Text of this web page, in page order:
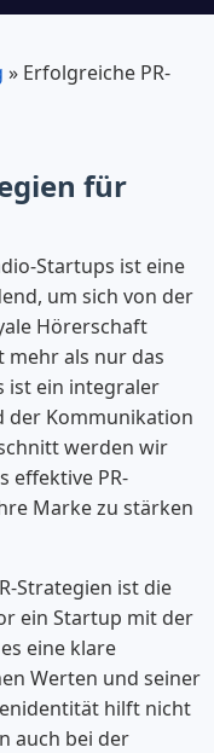
» Erfolgreiche PR-
für
Startups ist eine
um sich von der
Hörerschaft
mehr als nur das
ist ein integraler
der Kommunikation
werden wir
effektive PR-
Marke zu stärken
Strategien ist die
ein Startup mit der
eine klare
Werten und seiner
hilft nicht
auch bei der